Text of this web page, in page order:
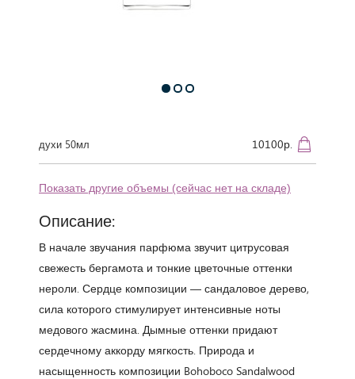
духи 50мл 10100р.
Показать другие объемы (сейчас нет на складе)
Описание:
В начале звучания парфюма звучит цитрусовая
свежесть бергамота и тонкие цветочные оттенки
нероли. Сердце композиции — сандаловое дерево,
сила которого стимулирует интенсивные ноты
медового жасмина. Дымные оттенки придают
сердечному аккорду мягкость. Природа и
насыщенность композиции Bohoboco Sandalwood